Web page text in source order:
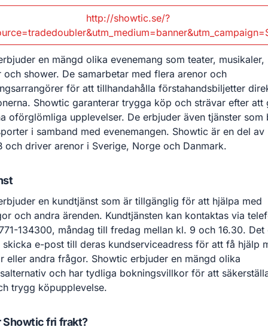
http://showtic.se/?
en mängd olika evenemang som teater, musikaler,
och shower. De samarbetar med flera arenor och
för att tillhandahålla förstahandsbiljetter
Showtic garanterar trygga köp och strävar efter att
oförglömliga upplevelser. De erbjuder även tjänster som
i samband med evenemangen. Showtic är en del av
och driver arenor i Sverige, Norge och Danmark.
en kundtjänst som är tillgänglig för att hjälpa med
och andra ärenden. Kundtjänsten kan kontaktas via
134300, måndag till fredag mellan kl. 9 och 16.30. Det
skicka e-post till deras kundserviceadress för att få hjälp
eller andra frågor. Showtic erbjuder en mängd olika
och har tydliga bokningsvillkor för att
trygg köpupplevelse.
Showtic fri frakt?